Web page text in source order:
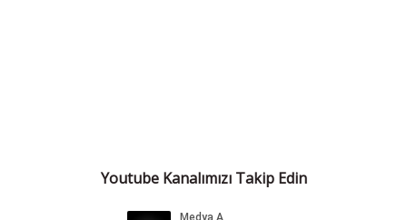
Youtube Kanalımızı Takip Edin